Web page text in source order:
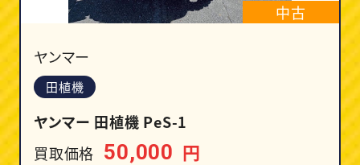
中古
ヤンマー
田植機
ヤンマー 田植機 PeS-1
買取価格 50,000 円